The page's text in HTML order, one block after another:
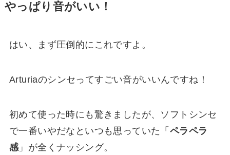
やっぱり音がいい！
はい、まず圧倒的にこれですよ。
Arturiaのシンセってすごい音がいいんですね！
初めて使った時にも驚きましたが、ソフトシンセ
で一番いやだなといつも思っていた「 ペラペラ
感 」が全くナッシング。